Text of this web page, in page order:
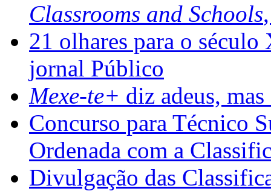
Classrooms and Schools
21 olhares para o
jornal Público
Mexe-te+ diz adeus,
Concurso para Técnico
Ordenada com a
Divulgação das